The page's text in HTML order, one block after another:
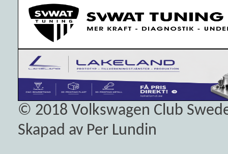
© 2018 Volkswagen Club
Skapad av Per Lundin